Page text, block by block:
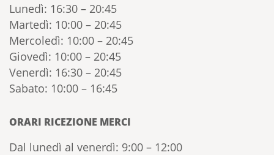
Lunedì: 16:30 – 20:45
Martedì: 10:00 – 20:45
Mercoledì: 10:00 – 20:45
Giovedì: 10:00 – 20:45
Venerdì: 16:30 – 20:45
Sabato: 10:00 – 16:45
ORARI RICEZIONE MERCI
Dal lunedì al venerdì: 9:00 – 12:00